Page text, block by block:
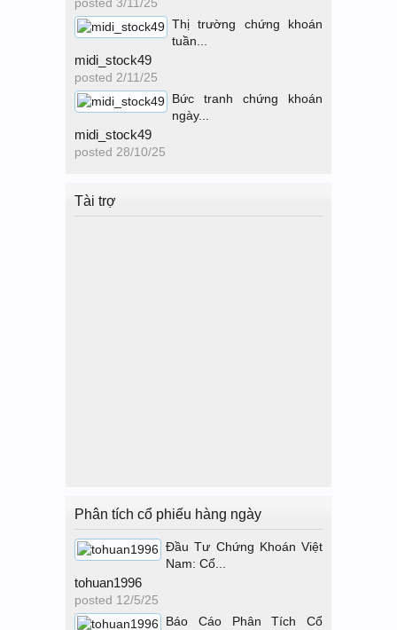
posted 3/11/25
Thị trường chứng khoán
tuần...
midi_stock49
posted 2/11/25
Bức tranh chứng khoán
ngày...
midi_stock49
posted 28/10/25
Tài trợ
Phân tích cổ phiếu hàng ngày
Đầu Tư Chứng Khoán Việt
Nam: Cổ...
tohuan1996
posted 12/5/25
Báo Cáo Phân Tích Cổ